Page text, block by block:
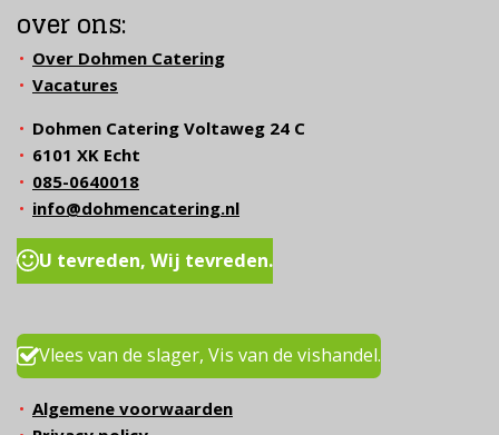
over ons:
Over Dohmen Catering
Vacatures
Dohmen Catering Voltaweg 24 C
6101 XK Echt
085-0640018
info@dohmencatering.nl
U tevreden, Wij tevreden.
Vlees van de slager, Vis van de vishandel.
Algemene voorwaarden